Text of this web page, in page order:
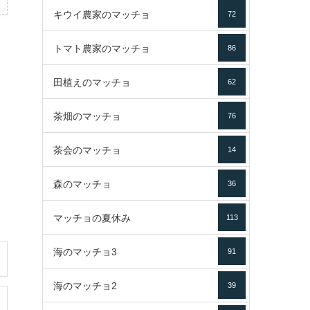
キウイ農家のマッチョ 72
トマト農家のマッチョ 86
田植えのマッチョ 62
茶畑のマッチョ 76
茶会のマッチョ 14
森のマッチョ 36
マッチョの夏休み 113
海のマッチョ3 91
海のマッチョ2 39